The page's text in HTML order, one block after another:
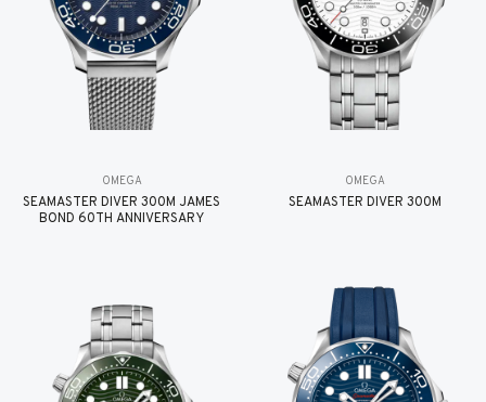
OMEGA
SEAMASTER DIVER 300M JAMES
BOND 60TH ANNIVERSARY
OMEGA
SEAMASTER DIVER 300M